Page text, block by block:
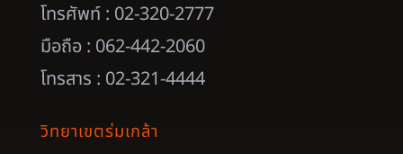
โทรศัพท์ : 02-320-2777
มือถือ : 062-442-2060
โทรสาร : 02-321-4444
วิทยาเขตร่มเกล้า